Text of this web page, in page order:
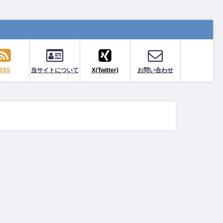
当サイトについて X(Twitter) お問い合わせ